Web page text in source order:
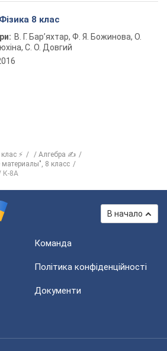
8 клас
В. Г. Бар’яхтар, Ф. Я. Божинова, О.
С. О. Довгий
клас ⚡
Алгебра ✍
8 класс
К-8А
В начало
Команда
Політика конфіденційності
Документи